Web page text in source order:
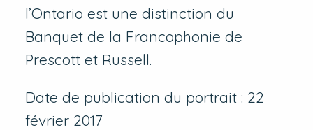
l’Ontario est une distinction du
Banquet de la Francophonie de
Prescott et Russell.
Date de publication du portrait : 22
février 2017